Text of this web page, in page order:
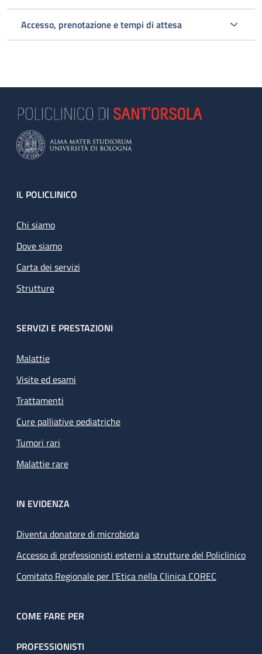
Accesso, prenotazione e tempi di attesa
Footer
IL POLICLINICO
Chi siamo
Dove siamo
Carta dei servizi
Strutture
SERVIZI E PRESTAZIONI
Malattie
Visite ed esami
Trattamenti
Cure palliative pediatriche
Tumori rari
Malattie rare
IN EVIDENZA
Diventa donatore di microbiota
Accesso di professionisti esterni a strutture del Policlinico
Comitato Regionale per l’Etica nella Clinica COREC
COME FARE PER
PROFESSIONISTI